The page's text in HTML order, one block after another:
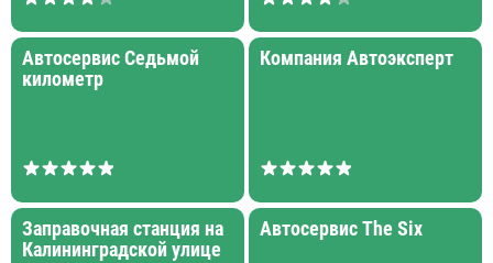
Автосервис Седьмой
километр
Компания Автоэксперт
Заправочная станция на
Калининградской улице
Автосервис The Six